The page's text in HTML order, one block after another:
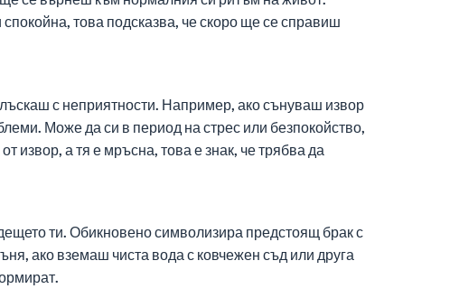
това подсказва, че скоро ще се справиш
с неприятности. Например, ако сънуваш извор
Може да си в период на стрес или безпокойство,
извор, а тя е мръсна, това е знак, че трябва да
ти. Обикновено символизира предстоящ брак с
ако вземаш чиста вода с ковчежен съд или друга